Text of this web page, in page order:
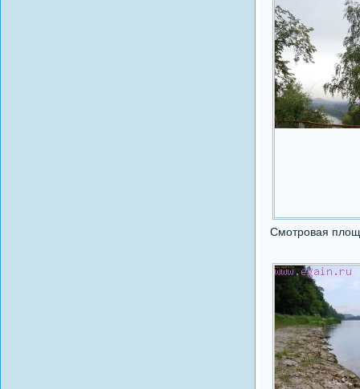
Смотровая